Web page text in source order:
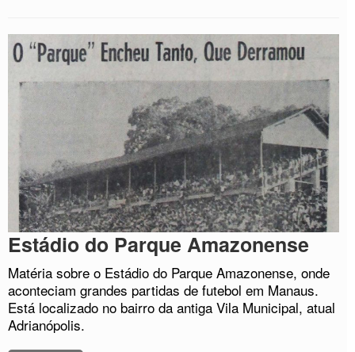
Estádio do Parque Amazonense
Matéria sobre o Estádio do Parque Amazonense, onde
aconteciam grandes partidas de futebol em Manaus.
Está localizado no bairro da antiga Vila Municipal, atual
Adrianópolis.